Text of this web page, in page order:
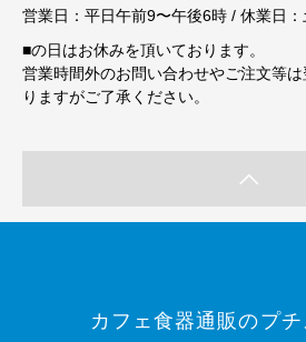
営業日：平日午前9〜午後6時 / 休業日：
■の日はお休みを頂いております。
営業時間外のお問い合わせやご注文等
りますがご了承ください。
カフェ食器通販のプ